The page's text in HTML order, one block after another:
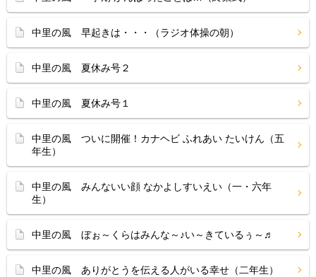
中里の風 早起きは・・・（ラジオ体操の朝）
中里の風 夏休み号２
中里の風 夏休み号１
中里の風 ついに開催！カナヘビ ふれあい たいけん（五
年生）
中里の風 みんないい顔 なかよしすいえい（一・六年
生）
中里の風 ぼぉ～くらはみんな～♪い～きているぅ～♬
中里の風 ありがとうを伝える人がいる幸せ（二年生）